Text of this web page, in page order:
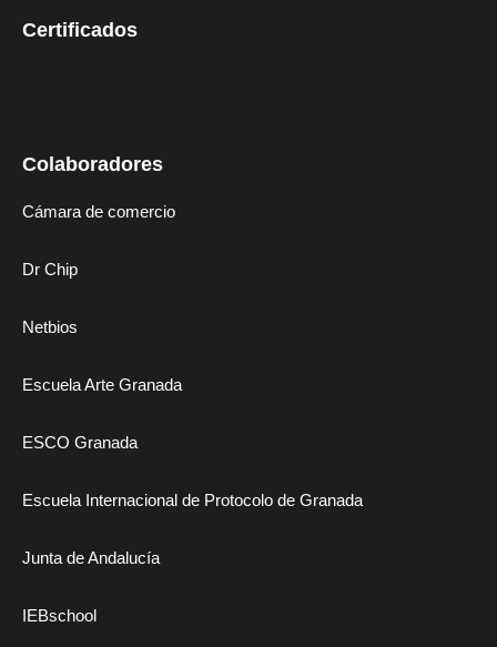
Certificados
Colaboradores
Cámara de comercio
Dr Chip
Netbios
Escuela Arte Granada
ESCO Granada
Escuela Internacional de Protocolo de Granada
Junta de Andalucía
IEBschool